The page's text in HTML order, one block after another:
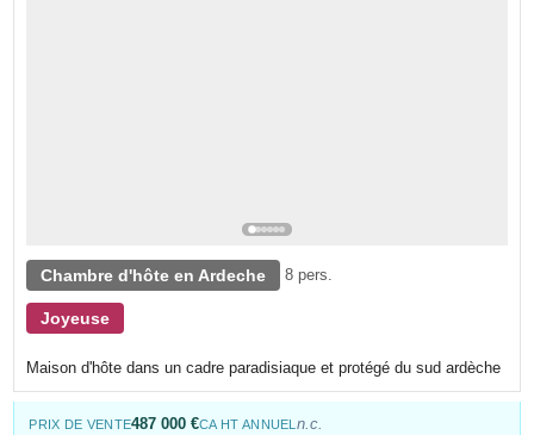
Chambre d'hôte en Ardeche 8 pers.
Joyeuse
Maison d'hôte dans un cadre paradisiaque et protégé du sud ardèche
PRIX DE VENTE487 000 €CA HT ANNUELn.c.